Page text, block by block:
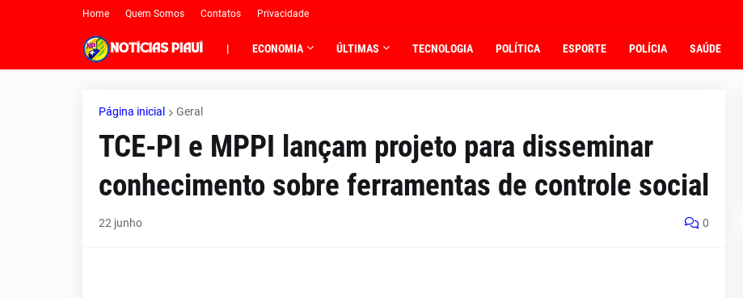
Home Quem Somos Contatos Privacidade
| ECONOMIA ÚLTIMAS TECNOLOGIA POLÍTICA ESPORTE POLÍCIA SAÚDE
Página inicial Geral
TCE-PI e MPPI lançam projeto para disseminar
conhecimento sobre ferramentas de controle social
22 junho 0